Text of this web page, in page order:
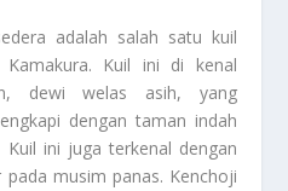
adalah salah satu kuil
Kuil ini di kenal
dewi welas asih, yang
dengan taman indah
ini juga terkenal dengan
musim panas. Kenchoji